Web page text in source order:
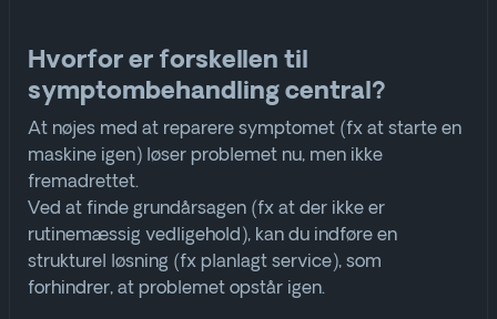
Hvorfor er forskellen til
symptombehandling central?
At nøjes med at reparere symptomet (fx at starte en
maskine igen) løser problemet nu, men ikke
fremadrettet.
Ved at finde grundårsagen (fx at der ikke er
rutinemæssig vedligehold), kan du indføre en
strukturel løsning (fx planlagt service), som
forhindrer, at problemet opstår igen.